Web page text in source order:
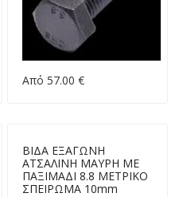
Από 57.00 €
ΒΙΔΑ ΕΞΑΓΩΝΗ
ΑΤΣΑΛΙΝΗ ΜΑΥΡΗ ΜΕ
ΠΑΞΙΜΑΔΙ 8.8 ΜΕΤΡΙΚΟ
ΣΠΕΙΡΩΜΑ 10mm